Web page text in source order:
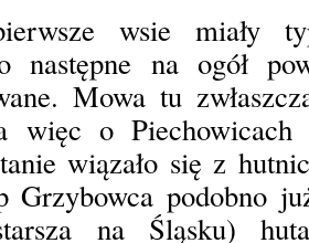
wsie miały
następne na ogół
Mowa tu
więc o
wiązało się z
Grzybowca podobno
na Śląsku)